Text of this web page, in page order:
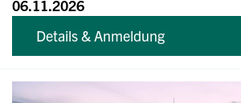
06.11.2026
Details & Anmeldung